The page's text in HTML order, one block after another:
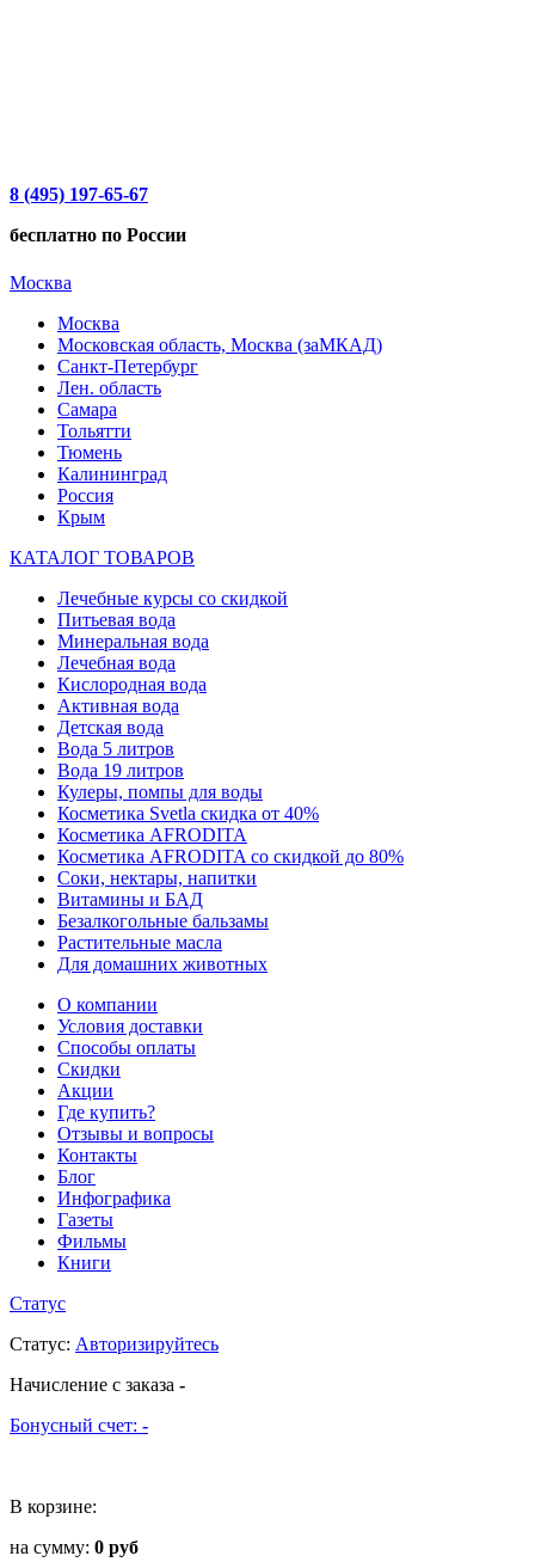
8 (495) 197-65-67
бесплатно по России
Москва
Москва
Московская область, Москва (заМКАД)
Санкт-Петербург
Лен. область
Самара
Тольятти
Тюмень
Калининград
Россия
Крым
КАТАЛОГ ТОВАРОВ
Лечебные курсы со скидкой
Питьевая вода
Минеральная вода
Лечебная вода
Кислородная вода
Активная вода
Детская вода
Вода 5 литров
Вода 19 литров
Кулеры, помпы для воды
Косметика Svetla скидка от 40%
Косметика AFRODITA
Косметика AFRODITA со скидкой до 80%
Соки, нектары, напитки
Витамины и БАД
Безалкогольные бальзамы
Растительные масла
Для домашних животных
О компании
Условия доставки
Способы оплаты
Скидки
Акции
Где купить?
Отзывы и вопросы
Контакты
Блог
Инфографика
Газеты
Фильмы
Книги
Статус
Статус: Авторизируйтесь
Начисление с заказа -
Бонусный счет: -
В корзине:
на сумму: 0 руб